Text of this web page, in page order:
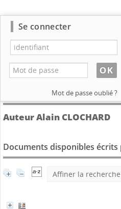
Catalogue de
du
Nouvelle recherche
Détail de l'auteur
Auteur Alain CLOCHARD
Documents disponibles
Affiner la recherche
Se connecter
Mot de passe oublié ?